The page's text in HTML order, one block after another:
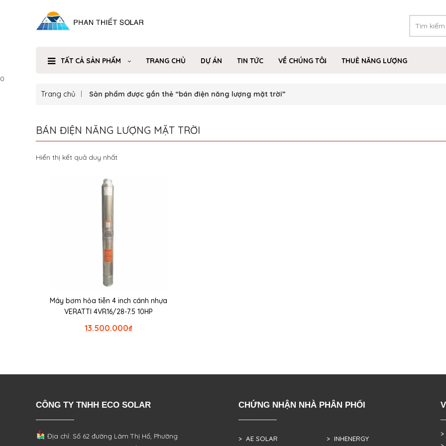
TẤT CẢ SẢN PHẨM TRANG CHỦ DỰ ÁN TIN TỨC VỀ CHÚNG TÔI
THUÊ NĂNG LƯỢNG
0
Trang chủ Sản phẩm được gắn thẻ “bán điện năng lượng mặt trời”
BÁN ĐIỆN NĂNG LƯỢNG MẶT TRỜI
Hiển thị kết quả duy nhất
Máy bơm hỏa tiễn 4 inch cánh nhựa
VERATTI 4VR16/28-7.5 10HP
₫
13.500.000
CÔNG TY TNHH ECO SOLAR
Địa chỉ: Số 62 đường Lâm Thị Hố, Phường
CHỨNG NHẬN NHÀ PHÂN PHỐI
> AE SOLAR > INHENERGY
>